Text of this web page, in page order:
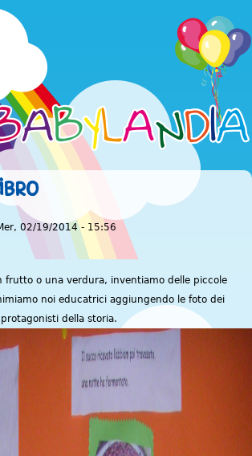
02/19/2014 - 15:56
frutto o una verdura, inventiamo delle piccole
noi educatrici aggiungendo le foto dei
della storia.